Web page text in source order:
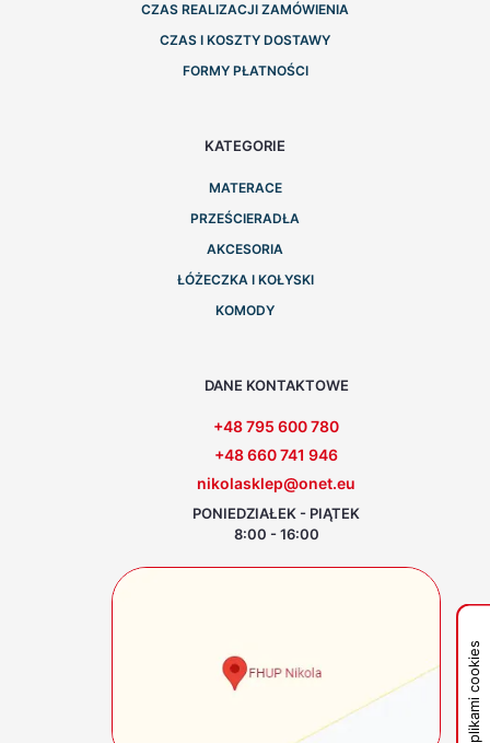
CZAS REALIZACJI ZAMÓWIENIA
CZAS I KOSZTY DOSTAWY
FORMY PŁATNOŚCI
KATEGORIE
MATERACE
PRZEŚCIERADŁA
AKCESORIA
ŁÓŻECZKA I KOŁYSKI
KOMODY
DANE KONTAKTOWE
+48 795 600 780
+48 660 741 946
nikolasklep@onet.eu
PONIEDZIAŁEK - PIĄTEK
8:00 - 16:00